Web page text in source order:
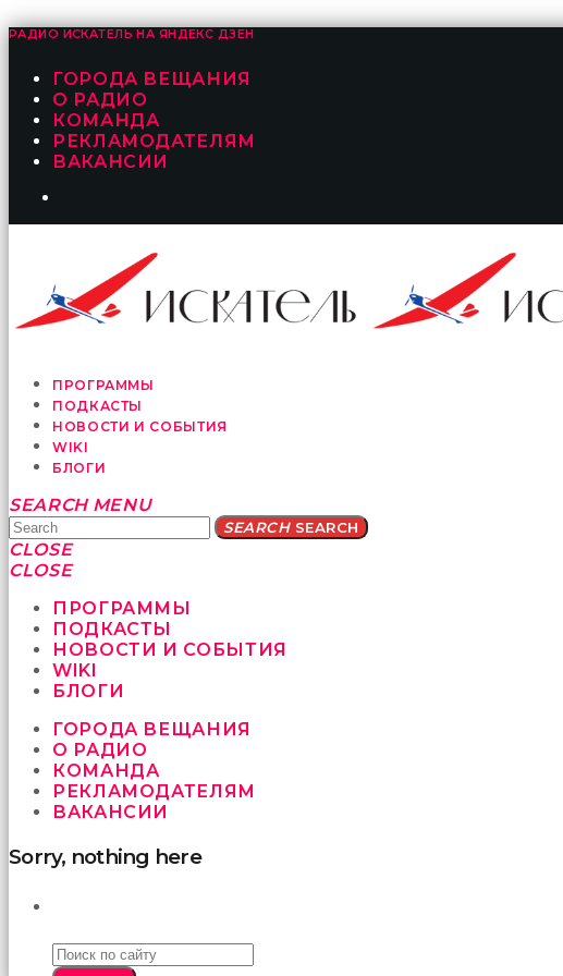
РАДИО ИСКАТЕЛЬ НА ЯНДЕКС ДЗЕН
ГОРОДА ВЕЩАНИЯ
О РАДИО
КОМАНДА
РЕКЛАМОДАТЕЛЯМ
ВАКАНСИИ
ПРОГРАММЫ
ПОДКАСТЫ
НОВОСТИ И СОБЫТИЯ
WIKI
БЛОГИ
Yatağa
bile
geçmeye
fırsat
sikici
kocalar
güzel
karıları
öttürüyor
sex
hikayeleri
kızların
altyazılı
porno
SEARCH MENU
SEARCHSEARCH
CLOSE
CLOSE
ПРОГРАММЫ
ПОДКАСТЫ
НОВОСТИ И СОБЫТИЯ
WIKI
БЛОГИ
ГОРОДА ВЕЩАНИЯ
О РАДИО
КОМАНДА
РЕКЛАМОДАТЕЛЯМ
ВАКАНСИИ
Sorry, nothing here